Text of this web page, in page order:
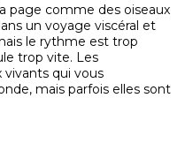
page comme des oiseaux
un voyage viscéral et
le rythme est trop
trop vite. Les
vivants qui vous
mais parfois elles sont